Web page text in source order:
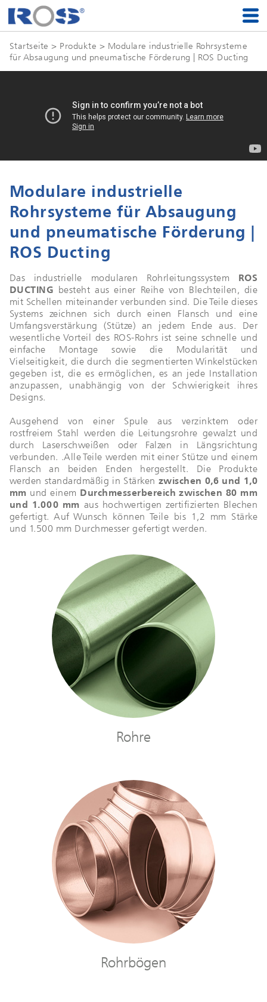
Startseite > Produkte > Modulare industrielle Rohrsysteme
für Absaugung und pneumatische Förderung | ROS Ducting
Modulare industrielle
Rohrsysteme für Absaugung
und pneumatische Förderung |
ROS Ducting
Das industrielle modularen Rohrleitungssystem ROS
DUCTING besteht aus einer Reihe von Blechteilen, die
mit Schellen miteinander verbunden sind. Die Teile dieses
Systems zeichnen sich durch einen Flansch und eine
Umfangsverstärkung (Stütze) an jedem Ende aus. Der
wesentliche Vorteil des ROS-Rohrs ist seine schnelle und
einfache Montage sowie die Modularität und
Vielseitigkeit, die durch die segmentierten Winkelstücken
gegeben ist, die es ermöglichen, es an jede Installation
anzupassen, unabhängig von der Schwierigkeit ihres
Designs.
Ausgehend von einer Spule aus verzinktem oder
rostfreiem Stahl werden die Leitungsrohre gewalzt und
durch Laserschweißen oder Falzen in Längsrichtung
verbunden. .Alle Teile werden mit einer Stütze und einem
Flansch an beiden Enden hergestellt. Die Produkte
werden standardmäßig in Stärken zwischen 0,6 und 1,0
mm und einem Durchmesserbereich zwischen 80 mm
und 1.000 mm aus hochwertigen zertifizierten Blechen
gefertigt. Auf Wunsch können Teile bis 1,2 mm Stärke
und 1.500 mm Durchmesser gefertigt werden.
Rohre
Rohrbögen